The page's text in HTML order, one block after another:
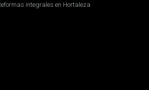
integrales en Hortaleza